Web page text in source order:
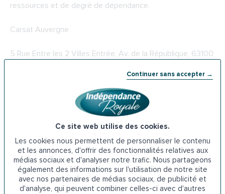
Continuer sans accepter →
Ce site web utilise des cookies.
Les cookies nous permettent de personnaliser le contenu
et les annonces, d'offrir des fonctionnalités relatives aux
médias sociaux et d'analyser notre trafic. Nous partageons
également des informations sur l'utilisation de notre site
avec nos partenaires de médias sociaux, de publicité et
d'analyse, qui peuvent combiner celles-ci avec d'autres
ressources et de degré de dépendance.
Carsat Auvergne
5 Rue Entre les 2 Villes Entrée, Av. de la République, 63100
Téléphone : 09 71 10 39 60
Les prêts de l’ADIL dans le Puy-de-Dôme
L’ADIL accompagne les seniors qui réalisent des travaux
d’amélioration dans leur logement. Cette association
propose des conseils d’ordre juridique et financier pour
toute question liée au logement. Elle apporte aussi un
soutien financier aux personnes âgées qui font installer un